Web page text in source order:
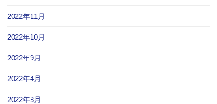
2022年11月
2022年10月
2022年9月
2022年4月
2022年3月